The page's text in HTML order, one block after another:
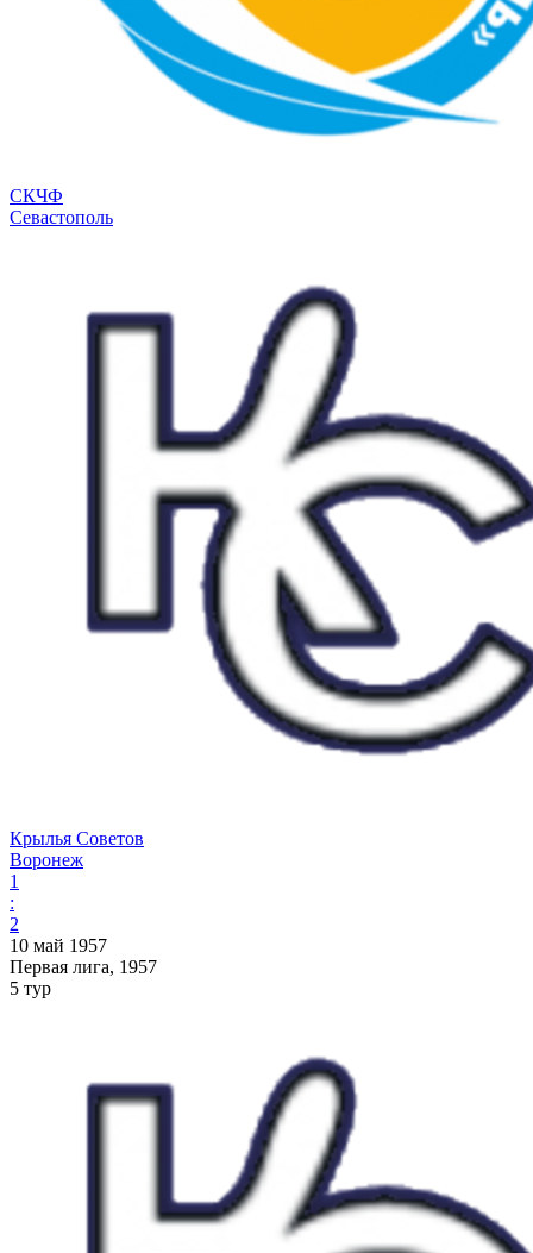
СКЧФ
Севастополь
Крылья Советов
Воронеж
1
:
2
10 май 1957
Первая лига, 1957
5 тур